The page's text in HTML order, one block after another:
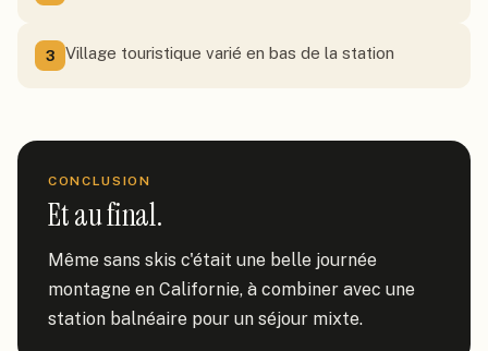
3 Village touristique varié en bas de la station
CONCLUSION
Et au final.
Même sans skis c'était une belle journée
montagne en Californie, à combiner avec une
station balnéaire pour un séjour mixte.